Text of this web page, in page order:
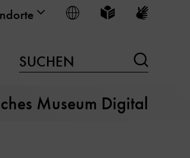
Sprache wählen
Leichte Sprache
SUCHEN
Museum Digital